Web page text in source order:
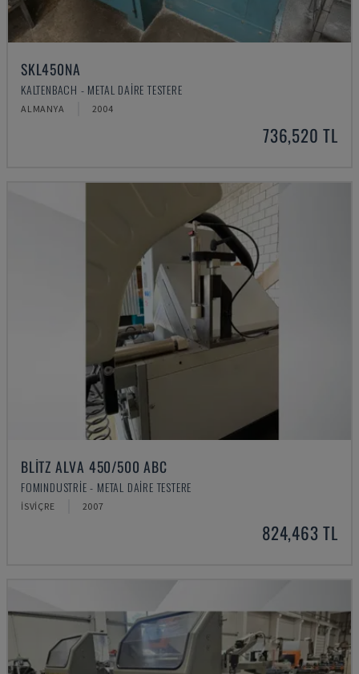
SKL450NA
KALTENBACH - METAL DAIRE TESTERE
ALMANYA 2004
736,520 TL
BLITZ ALVA 450/500 ABC
FOMINDUSTRIE - METAL DAIRE TESTERE
İSVIÇRE 2007
824,463 TL